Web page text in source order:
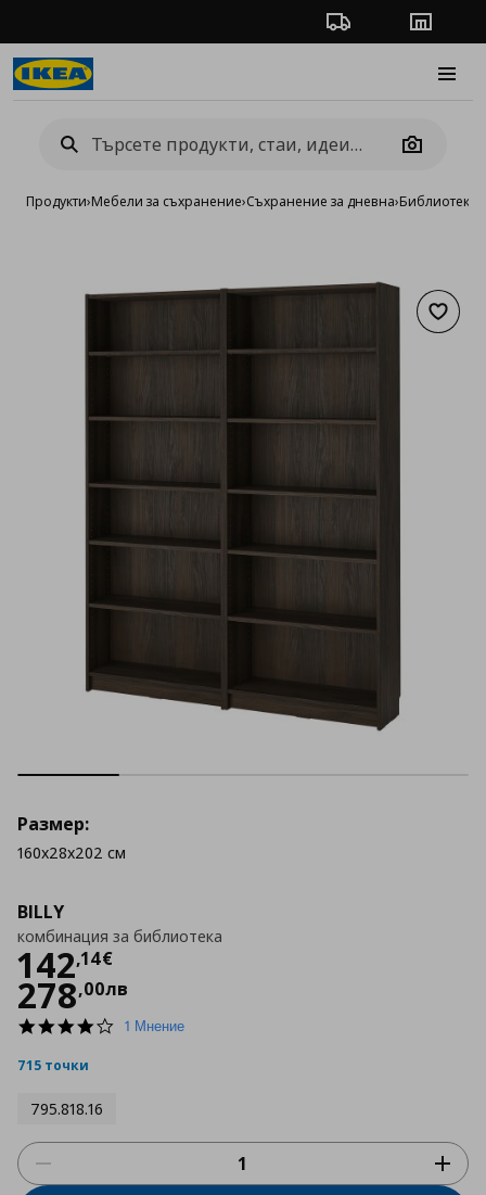
Проследяване на
Camera
Продукти›Мебели за съхранение›Съхранение за дневна›Библиотеки
BILLY
комбинация за библиотека
142,14€
Цена
278,00лв
4.01 Мнение
715 точки
795.818.16
Размер:
160x28x202 см